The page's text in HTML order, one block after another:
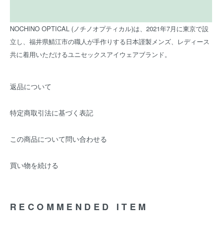
NOCHINO OPTICAL (ノチノオプティカル)は、2021年7月に東京で設
立し、福井県鯖江市の職人が手作りする日本謹製メンズ、レディース
共に着用いただけるユニセックスアイウェアブランド。
返品について
特定商取引法に基づく表記
この商品について問い合わせる
買い物を続ける
RECOMMENDED ITEM